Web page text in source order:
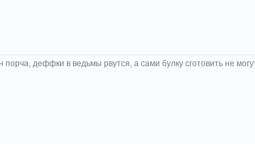
порча, деффки в ведьмы рвутся, а сами булку сготовить не